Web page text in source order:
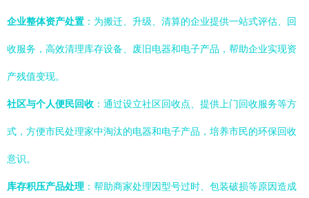
企业整体资产处置 ：为搬迁、升级、清算的企业提供一站式评估、回
收服务，高效清理库存设备、废旧电器和电子产品，帮助企业实现资
产残值变现。
社区与个人便民回收 ：通过设立社区回收点、提供上门回收服务等方
式，方便市民处理家中淘汰的电器和电子产品，培养市民的环保回收
意识。
库存积压产品处理 ：帮助商家处理因型号过时、包装破损等原因造成